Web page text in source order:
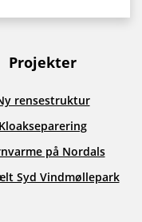
Projekter
rensestruktur
Kloakseparering
på Nordals
Syd Vindmøllepark